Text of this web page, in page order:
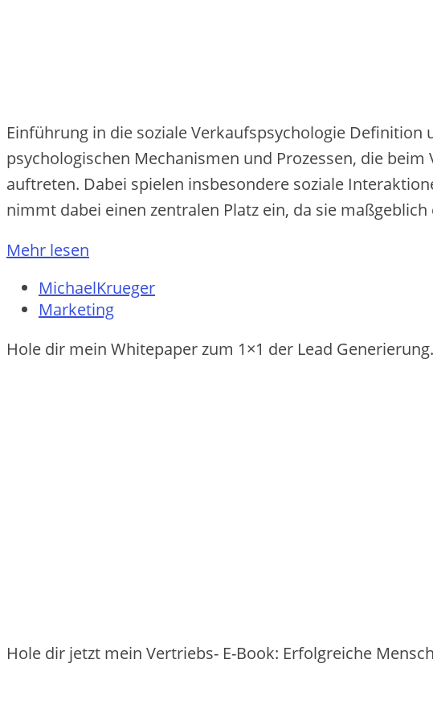
Einführung in die soziale Verkaufspsychologie
psychologischen Mechanismen und Prozessen, die
auftreten. Dabei spielen insbesondere soziale
nimmt dabei einen zentralen Platz ein, da sie
Mehr lesen
MichaelKrueger
Marketing
Hole dir mein Whitepaper zum 1×1 der Lead Generierung.
Hole dir jetzt mein Vertriebs- E-Book: Erfolgreiche